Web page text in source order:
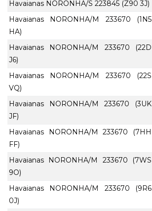
Havaianas NORONHA/S 223845 (Z90 3J)
Havaianas NORONHA/M 233670 (1N5
HA)
Havaianas NORONHA/M 233670 (22D
J6)
Havaianas NORONHA/M 233670 (22S
VQ)
Havaianas NORONHA/M 233670 (3UK
JF)
Havaianas NORONHA/M 233670 (7HH
FF)
Havaianas NORONHA/M 233670 (7WS
9O)
Havaianas NORONHA/M 233670 (9R6
0J)